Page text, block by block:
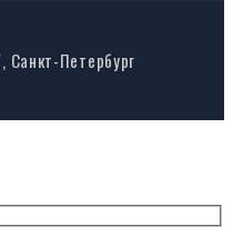
Петербург